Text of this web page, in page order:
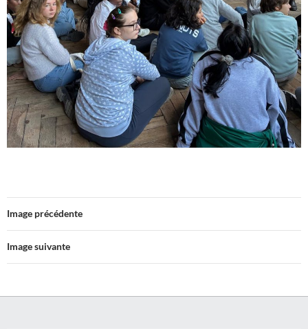
Image précédente
Image suivante